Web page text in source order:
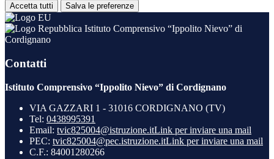
Accetta tutti Salva le preferenze
Istituto Comprensivo “Ippolito Nievo” di
Cordignano
Contatti
Istituto Comprensivo “Ippolito Nievo” di Cordignano
VIA GAZZARI 1 - 31016 CORDIGNANO (TV)
Tel: 0438995391
Email: tvic825004@istruzione.itLink per inviare una mail
PEC: tvic825004@pec.istruzione.itLink per inviare una mail
C.F.: 84001280266